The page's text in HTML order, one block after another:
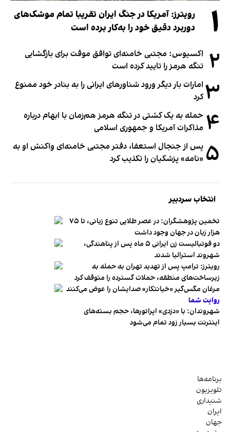
۱
رویترز: آمریکا در جنگ ایران تقریبا تمام موشک‌های
دوربرد دقیق خود را به‌کار برده است
۲ اکسیوس: مجتبی خامنه‌ای توافق موقت برای بازگشایی
تنگه هرمز را تایید کرده است
۳ امارات بار دیگر ورود شناورهای ایرانی را به بنادر خود ممنوع
کرد
۴ حمله به یک کشتی در تنگه هرمز هم‌زمان با ابهام درباره
مذاکرات آمریکا و جمهوری اسلامی
۵ پس از جنجال استعفا، دفتر مجتبی خامنه‌ای واکنش او به
«نامه» پزشکیان را تکذیب کرد
انتخاب سردبیر
تخمین پژوهشگران: در عصر طلایی تنوع زبانی، تا ۷۵
هزار زبان در جهان وجود داشت
دو فوتبالیست زن ایرانی ۵ ماه پس از پناهندگی،
شهروند استرالیا شدند
رویترز: ترامپ پس از تهدید تهران به حمله به
زیرساخت‌های منطقه، حملات گسترده را متوقف کرد
مرغان مگس‌گیر «خیانتکار» صدایشان را عوض می‌کنند
روایت شما
شهروندان:‌ با «دزدی» اپراتورها، حجم بسته‌های
اینترنت بسیار زود تمام می‌شود
برنامه‌ها
تلویزیون
شنیداری
ایران
جهان